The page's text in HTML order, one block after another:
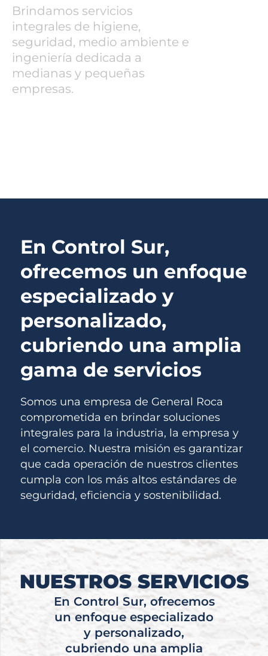
Brindamos servicios
integrales de higiene,
seguridad, medio ambiente e
ingeniería dedicada a
medianas y pequeñas
empresas.
En Control Sur,
ofrecemos un enfoque
especializado y
personalizado,
cubriendo una amplia
gama de servicios
Somos una empresa de General Roca
comprometida en brindar soluciones
integrales para la industria, la empresa y
el comercio. Nuestra misión es garantizar
que cada operación de nuestros clientes
cumpla con los más altos estándares de
seguridad, eficiencia y sostenibilidad.
NUESTROS SERVICIOS
En Control Sur, ofrecemos
un enfoque especializado
y personalizado,
cubriendo una amplia